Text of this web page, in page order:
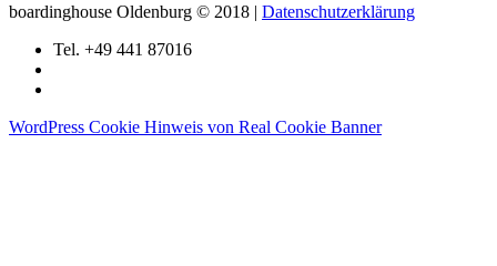
boardinghouse Oldenburg © 2018 | Datenschutzerklärung
Tel. +49 441 87016
WordPress Cookie Hinweis von Real Cookie Banner